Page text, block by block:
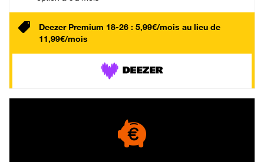
Deezer Premium 18-26 : 5,99€/mois au lieu de
11,99€/mois